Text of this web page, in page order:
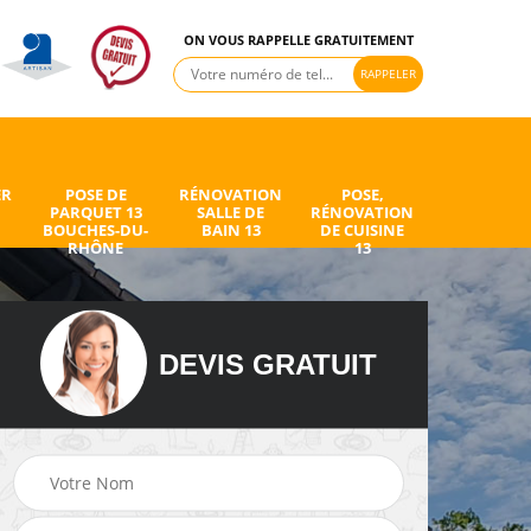
ON VOUS RAPPELLE GRATUITEMENT
POSE DE
PARQUET 13
BOUCHES-DU-
RHÔNE
RÉNOVATION
SALLE DE
BAIN 13
POSE,
RÉNOVATION
DE CUISINE
13
Electricien 13
DEVIS GRATUIT